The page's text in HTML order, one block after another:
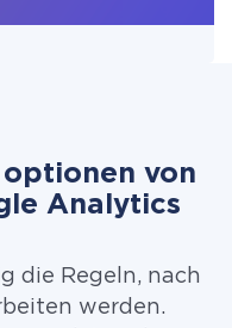
von
Analytics
die Regeln, nach
werden.